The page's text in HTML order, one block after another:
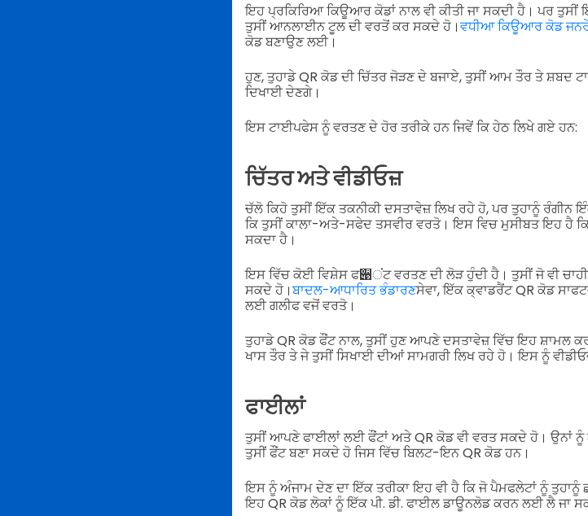
ਇਹ ਪ੍ਰਕਿਰਿਆ ਕਿਊਆਰ ਕੋਡਾਂ ਨਾਲ ਵੀ ਕੀਤੀ ਜਾ ਸਕਦੀ ਹੈ। ਪਰ ਤੁਸੀਂ
ਤੁਸੀਂ ਆਨਲਾਈਨ ਟੂਲ ਦੀ ਵਰਤੋਂ ਕਰ ਸਕਦੇ ਹੋ।ਵਧੀਆ ਕਿਊਆਰ ਕੋਡ
ਕੋਡ ਬਣਾਉਣ ਲਈ।
ਹੁਣ, ਤੁਹਾਡੇ QR ਕੋਡ ਦੀ ਚਿੱਤਰ ਜੋੜਣ ਦੇ ਬਜਾਏ, ਤੁਸੀਂ ਆਮ ਤੌਰ ਤੇ ਸ਼ਬਦ
ਦਿਖਾਈ ਦੇਣਗੇ।
ਇਸ ਟਾਈਪਫੇਸ ਨੂੰ ਵਰਤਣ ਦੇ ਹੋਰ ਤਰੀਕੇ ਹਨ ਜਿਵੇਂ ਕਿ ਹੇਠ ਲਿਖੇ ਗਏ ਹਨ:
ਚਿੱਤਰ ਅਤੇ ਵੀਡੀਓਜ਼
ਚੱਲੋ ਕਿਹੋ ਤੁਸੀਂ ਇੱਕ ਤਕਨੀਕੀ ਦਸਤਾਵੇਜ਼ ਲਿਖ ਰਹੇ ਹੋ, ਪਰ ਤੁਹਾਨੂੰ ਰੰਗੀਨ
ਕਿ ਤੁਸੀਂ ਕਾਲਾ-ਅਤੇ-ਸਫੇਦ ਤਸਵੀਰ ਵਰਤੋ। ਇਸ ਵਿਚ ਮੁਸੀਬਤ ਇਹ ਹੈ
ਸਕਦਾ ਹੈ।
ਇਸ ਵਿੱਚ ਕੋਈ ਵਿਸ਼ੇਸ ਫ੉ਂਟ ਵਰਤਣ ਦੀ ਲੋੜ ਹੁੰਦੀ ਹੈ। ਤੁਸੀਂ ਜੋ ਵੀ
ਸਕਦੇ ਹੋ।ਬਾਦਲ-ਆਧਾਰਿਤ ਭੰਡਾਰਣਸੇਵਾ, ਇੱਕ ਕ੍ਵਾਡਰੈਂਟ QR ਕੋਡ
ਲਈ ਗਲੀਫ ਵਜੋਂ ਵਰਤੋ।
ਤੁਹਾਡੇ QR ਕੋਡ ਫੌਂਟ ਨਾਲ, ਤੁਸੀਂ ਹੁਣ ਆਪਣੇ ਦਸਤਾਵੇਜ਼ ਵਿੱਚ ਇਹ ਸ਼ਾਮਲ
ਖਾਸ ਤੌਰ ਤੇ ਜੇ ਤੁਸੀਂ ਸਿਖਾਈ ਦੀਆਂ ਸਾਮਗਰੀ ਲਿਖ ਰਹੇ ਹੋ। ਇਸ ਨੂੰ
ਫਾਈਲਾਂ
ਤੁਸੀਂ ਆਪਣੇ ਫਾਈਲਾਂ ਲਈ ਫੌਂਟਾਂ ਅਤੇ QR ਕੋਡ ਵੀ ਵਰਤ ਸਕਦੇ ਹੋ। ਉਨਾਂ
ਤੁਸੀਂ ਫੌਂਟ ਬਣਾ ਸਕਦੇ ਹੋ ਜਿਸ ਵਿੱਚ ਬਿਲਟ-ਇਨ QR ਕੋਡ ਹਨ।
ਇਸ ਨੂੰ ਅੰਜਾਮ ਦੇਣ ਦਾ ਇੱਕ ਤਰੀਕਾ ਇਹ ਵੀ ਹੈ ਕਿ ਜੋ ਪੈਮਫਲੇਟਾਂ ਨੂੰ ਤੁਹਾਨੂੰ
ਇਹ QR ਕੋਡ ਲੋਕਾਂ ਨੂੰ ਇੱਕ ਪੀ. ਡੀ. ਫਾਈਲ ਡਾਊਨਲੋਡ ਕਰਨ ਲਈ ਲੈ ਜਾ